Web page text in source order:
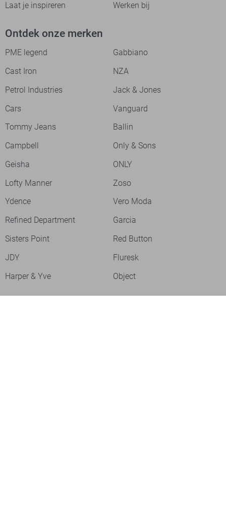
Laat je inspireren Werken bij
Ontdek onze merken
PME legend
Gabbiano
Cast Iron
NZA
Petrol Industries
Jack & Jones
Cars
Vanguard
Tommy Jeans
Ballin
Campbell
Only & Sons
Geisha
ONLY
Lofty Manner
Zoso
Ydence
Vero Moda
Refined Department
Garcia
Sisters Point
Red Button
JDY
Fluresk
Harper & Yve
Object